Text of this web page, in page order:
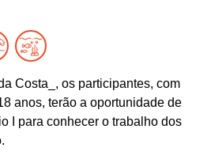
Costa_, os participantes, com
anos, terão a oportunidade de
I para conhecer o trabalho dos